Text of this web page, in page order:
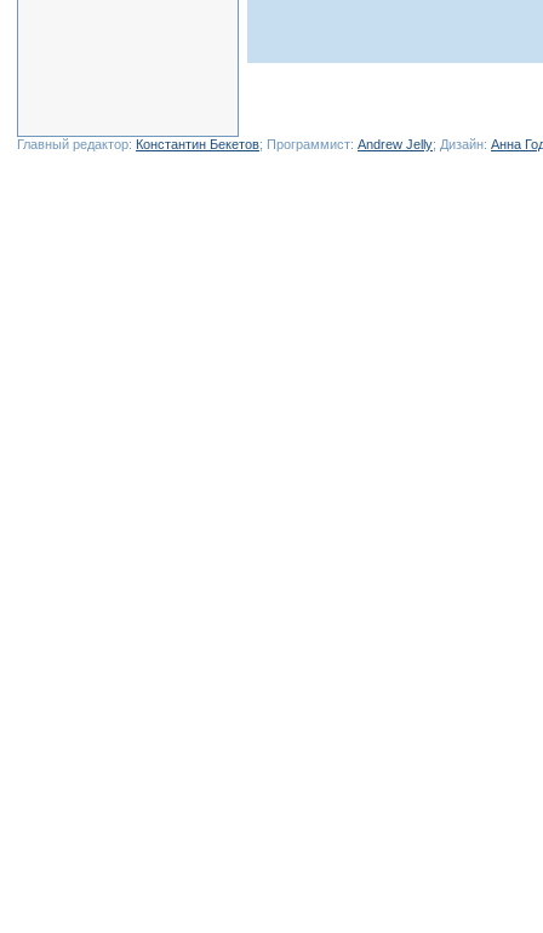
Главный редактор: Константин Бекетов; Программист: Andrew Jelly; Дизайн: Анна